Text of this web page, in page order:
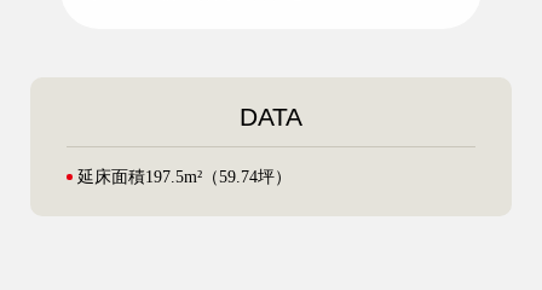
DATA
延床面積197.5m²（59.74坪）